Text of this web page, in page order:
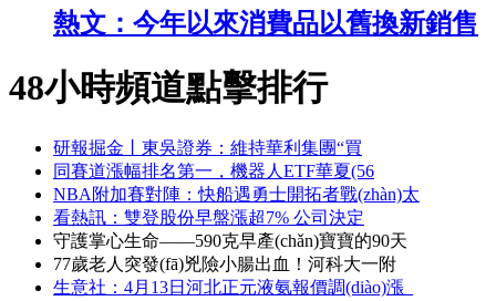
熱文：今年以來消費品以舊換新銷售
48小時頻道點擊排行
研報掘金丨東吳證券：維持華利集團“買
同賽道漲幅排名第一，機器人ETF華夏(56
NBA附加賽對陣：快船遇勇士開拓者戰(zhàn)太
看熱訊：雙登股份早盤漲超7% 公司決定
守護掌心生命——590克早產(chǎn)寶寶的90天
77歲老人突發(fā)兇險小腸出血！河科大一附
生意社：4月13日河北正元液氨報價調(diào)漲_